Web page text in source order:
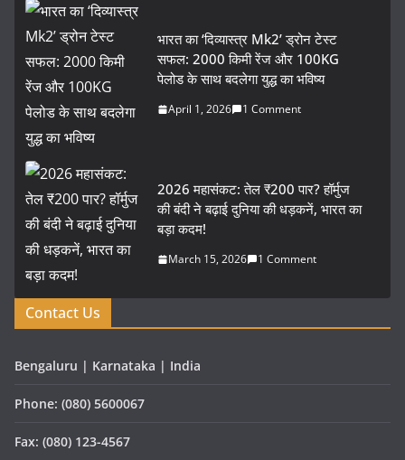
भारत का ‘दिव्यास्त्र Mk2’ ड्रोन टेस्ट
सफल: 2000 किमी रेंज और 100KG
पेलोड के साथ बदलेगा युद्ध का भविष्य
April 1, 2026 1 Comment
2026 महासंकट: तेल ₹200 पार? हॉर्मुज
की बंदी ने बढ़ाई दुनिया की धड़कनें, भारत का
बड़ा कदम!
March 15, 2026 1 Comment
Contact Us
Bengaluru | Karnataka | India
Phone: (080) 5600067
Fax: (080) 123-4567